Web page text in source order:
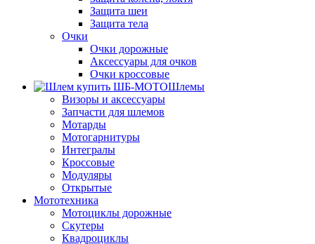
Защита шеи
Защита тела
Очки
Очки дорожные
Аксессуары для очков
Очки кроссовые
Шлемы
Визоры и аксессуары
Запчасти для шлемов
Мотарды
Мотогарнитуры
Интегралы
Кроссовые
Модуляры
Открытые
Мототехника
Мотоциклы дорожные
Скутеры
Квадроциклы